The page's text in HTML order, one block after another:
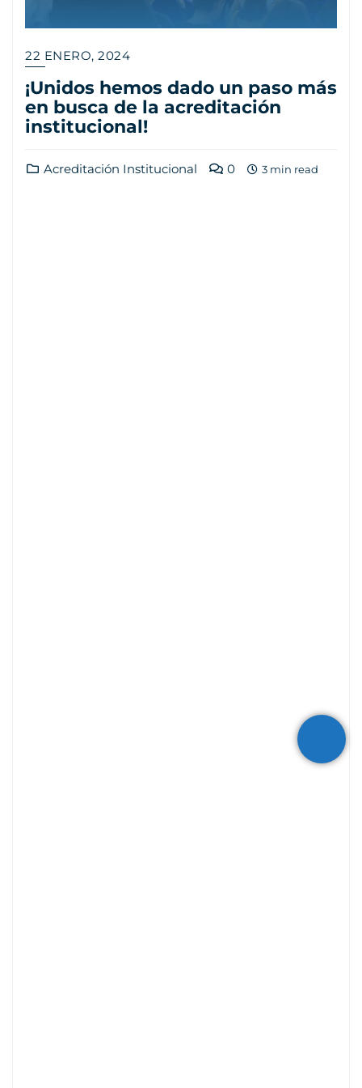
22 ENERO, 2024
¡Unidos hemos dado un paso más
en busca de la acreditación
institucional!
Acreditación Institucional 0 3 min read